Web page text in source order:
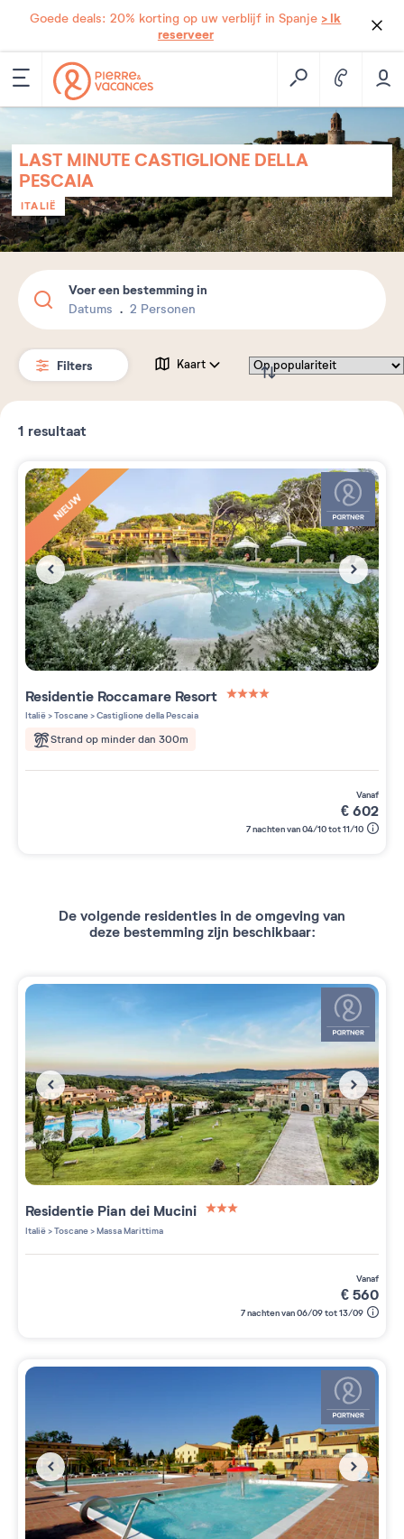
Goede deals: 20% korting op uw verblijf in Spanje > Ik
reserveer
LAST MINUTE CASTIGLIONE DELLA
PESCAIA
ITALIË
Voer een bestemming in
Datums 2 Personen
Filters Kaart
1 resultaat
NIEUW
Residentie Roccamare Resort
Italië>Toscane>Castiglione della Pescaia
Strand op minder dan 300m
vanaf
€602
7 nachten van 04/10 tot 11/10
De volgende residenties in de omgeving van
deze bestemming zijn beschikbaar:
Residentie Pian dei Mucini
Italië>Toscane>Massa Marittima
vanaf
€560
7 nachten van 06/09 tot 13/09